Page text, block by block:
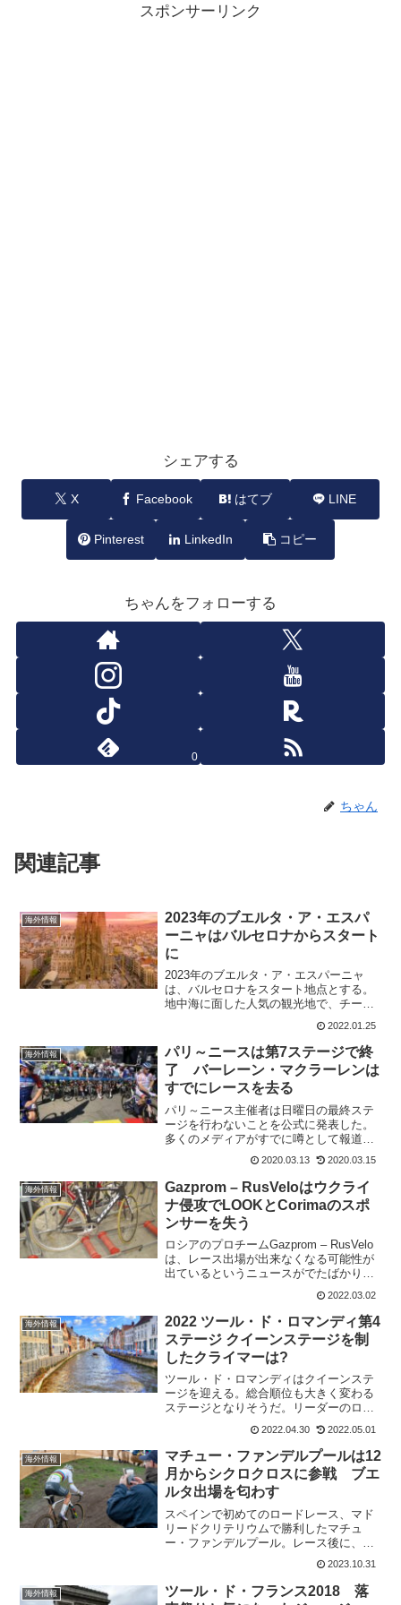
スポンサーリンク
シェアする
X Facebook はてブ LINE
Pinterest LinkedIn コピー
ちゃんをフォローする
0
ちゃん
関連記事
海外情報
2023年のブエルタ・ア・エスパ
ーニャはバルセロナからスタート
に
2023年のブエルタ・ア・エスパーニャ
は、バルセロナをスタート地点とする。
地中海に面した人気の観光地で、チーム
タイムトライアルから始まる最初の2ステ
ージが開催される予定。前回ブエルタが
バルセロナに来たのは2012年。バルセロ
ナからスタートと...
2022.01.25
海外情報
パリ～ニースは第7ステージで終
了 バーレーン・マクラーレンは
すでにレースを去る
パリ～ニース主催者は日曜日の最終ステ
ージを行わないことを公式に発表した。
多くのメディアがすでに噂として報道し
ていたが、第8ステージはイタリアとの国
境からも近くニースは大都市なのでレー
スとなれば人が多く集まることは間違い
ない。そして、本日の第...
2020.03.13 2020.03.15
海外情報
Gazprom – RusVeloはウクライ
ナ侵攻でLOOKとCorimaのスポ
ンサーを失う
ロシアのプロチームGazprom – RusVelo
は、レース出場が出来なくなる可能性が
出ているというニュースがでたばかり。
LOOKとホイールを提供するCORIMAが
相次いでスポンサーから降りることを発
表した...
2022.03.02
海外情報
2022 ツール・ド・ロマンディ第4
ステージ クイーンステージを制
したクライマーは?
ツール・ド・ロマンディはクイーンステ
ージを迎える。総合順位も大きく変わる
ステージとなりそうだ。リーダーのロー
ハン・デニスは、大崩れしなければ最終
日の個人タイムトライヤルがあるので総
合優勝の可能性は高い。当然、他のクラ
マーと共にゴール出来れば...
2022.04.30 2022.05.01
海外情報
マチュー・ファンデルプールは12
月からシクロクロスに参戦 ブエ
ルタ出場を匂わす
スペインで初めてのロードレース、マド
リードクリテリウムで勝利したマチュ
ー・ファンデルプール。レース後に、ス
ペインのファン向けかもしれないけれ
ど、ブエルタに出場する可能性があるこ
とを示唆している。シクロクロスは12本
～15本 この投稿...
2023.10.31
海外情報
ツール・ド・フランス2018 落